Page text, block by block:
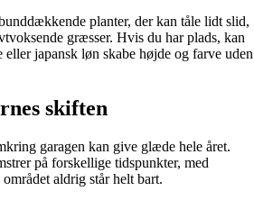
planter, der kan tåle lidt slid,
græsser. Hvis du har plads, kan
japansk løn skabe højde og farve uden
skiften
garagen kan give glæde hele året.
på forskellige tidspunkter, med
området aldrig står helt bart.